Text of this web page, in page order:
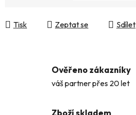
Tisk Zeptat se Sdílet
Ověřeno zákazníky
váš partner přes 20 let
Zboží skladem